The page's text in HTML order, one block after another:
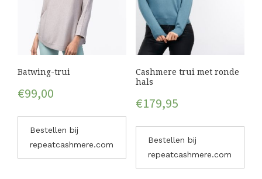
Batwing-trui
€99,00
Bestellen bij
repeatcashmere.com
Cashmere trui met ronde
hals
€179,95
Bestellen bij
repeatcashmere.com